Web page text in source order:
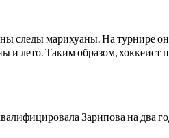
следы марихуаны. На турнире
лето. Таким образом, хоккеист
Зарипова на два